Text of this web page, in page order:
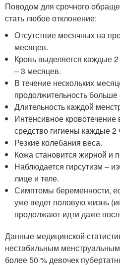
Поводом для срочного
стать любое отклонение:
Отсутствие месячных на
месяцев.
Кровь выделяется каждые
– 3 месяцев.
В течение нескольких
продолжительность больше
Длительность каждой
Интенсивное
средство гигиены каждые 2
Резкие колебания веса.
Кожа становится жирной и
Наблюдается гирсутизм –
лице и теле.
Симптомы беременности,
уже ведет половую жизнь
продолжают идти даже
Данные медицинской
нестабильным
более 50 % девочек